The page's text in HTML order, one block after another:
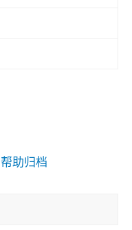
帮助归档